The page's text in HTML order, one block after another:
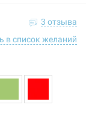
3 отзыва
в список желаний